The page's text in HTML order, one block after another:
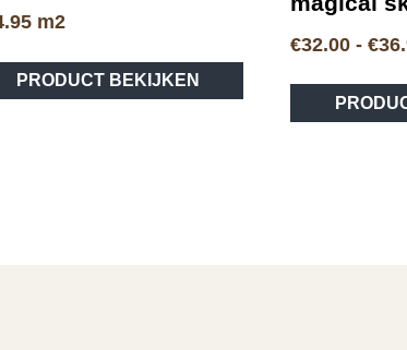
m2
PRODUCT BEKIJKEN
€32.00 - €